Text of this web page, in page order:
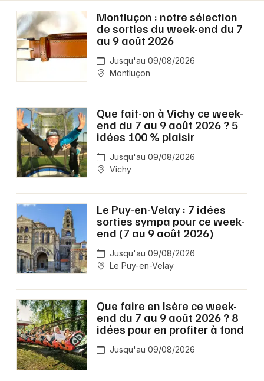
Montluçon : notre sélection
de sorties du week-end du 7
au 9 août 2026
Jusqu'au 09/08/2026
Montluçon
Que fait-on à Vichy ce week-
end du 7 au 9 août 2026 ? 5
idées 100 % plaisir
Jusqu'au 09/08/2026
Vichy
Le Puy-en-Velay : 7 idées
sorties sympa pour ce week-
end (7 au 9 août 2026)
Jusqu'au 09/08/2026
Le Puy-en-Velay
Que faire en Isère ce week-
end du 7 au 9 août 2026 ? 8
idées pour en profiter à fond
Jusqu'au 09/08/2026